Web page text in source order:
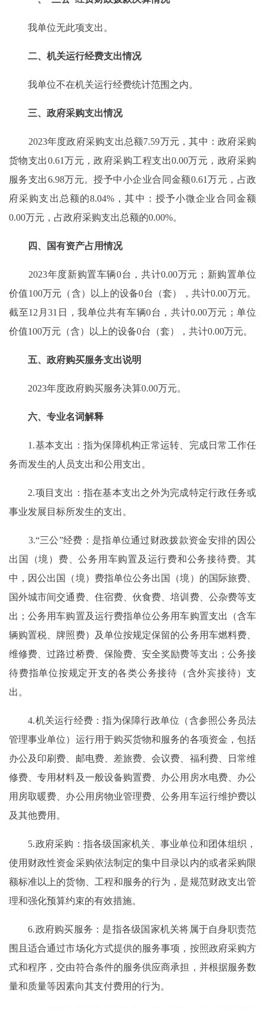
我单位无此项支出。
二、机关运行经费支出情况
我单位不在机关运行经费统计范围之内。
三、政府采购支出情况
2023年度政府采购支出总额7.59万元，其中：政府采购
货物支出0.61万元，政府采购工程支出0.00万元，政府采购
服务支出6.98万元。授予中小企业合同金额0.61万元，占政
府采购支出总额的8.04%，其中：授予小微企业合同金额
0.00万元，占政府采购支出总额的0.00%。
四、国有资产占用情况
2023年度新购置车辆0台，共计0.00万元；新购置单位
价值100万元（含）以上的设备0台（套），共计0.00万元。
截至12月31日，我单位共有车辆0台，共计0.00万元；单位
价值100万元（含）以上的设备0台（套），共计0.00万元。
五、政府购买服务支出说明
2023年度政府购买服务决算0.00万元。
六、专业名词解释
1.基本支出：指为保障机构正常运转、完成日常工作任
务而发生的人员支出和公用支出。
2.项目支出：指在基本支出之外为完成特定行政任务或
事业发展目标所发生的支出。
3.“三公”经费：是指单位通过财政拨款资金安排的因公
出国（境）费、公务用车购置及运行费和公务接待费。其
中，因公出国（境）费指单位公务出国（境）的国际旅费、
国外城市间交通费、住宿费、伙食费、培训费、公杂费等支
出；公务用车购置及运行费指单位公务用车购置支出（含车
辆购置税、牌照费）及单位按规定保留的公务用车燃料费、
维修费、过路过桥费、保险费、安全奖励费等支出；公务接
待费指单位按规定开支的各类公务接待（含外宾接待）支
出。
4.机关运行经费：指为保障行政单位（含参照公务员法
管理事业单位）运行用于购买货物和服务的各项资金，包括
办公及印刷费、邮电费、差旅费、会议费、福利费、日常维
修费、专用材料及一般设备购置费、办公用房水电费、办公
用房取暖费、办公用房物业管理费、公务用车运行维护费以
及其他费用。
5.政府采购：指各级国家机关、事业单位和团体组织，
使用财政性资金采购依法制定的集中目录以内的或者采购限
额标准以上的货物、工程和服务的行为，是规范财政支出管
理和强化预算约束的有效措施。
6.政府购买服务：是指各级国家机关将属于自身职责范
围且适合通过市场化方式提供的服务事项，按照政府采购方
式和程序，交由符合条件的服务供应商承担，并根据服务数
量和质量等因素向其支付费用的行为。